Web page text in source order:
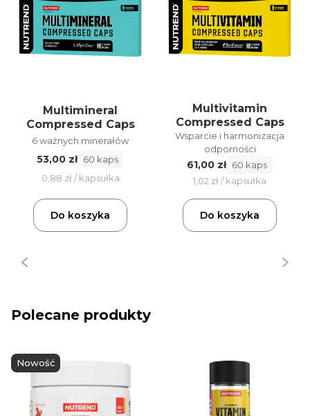
Multimineral
Compressed Caps
6 ważnych minerałów
53,00 zł 60 kaps
0,88 zł / kapsułka
Do koszyka
Multivitamin
Compressed Caps
Wsparcie i harmonizacja
odporności
61,00 zł 60 kaps
1,02 zł / kapsułka
Do koszyka
Polecane produkty
Nowość